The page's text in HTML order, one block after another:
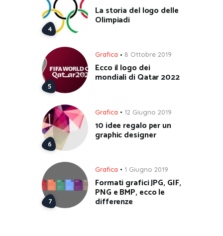
La storia del logo delle
Olimpiadi
Grafica 8 Ottobre 2019
Ecco il logo dei
mondiali di Qatar 2022
Grafica 12 Giugno 2019
10 idee regalo per un
graphic designer
Grafica 1 Giugno 2019
Formati grafici JPG, GIF,
PNG e BMP, ecco le
differenze